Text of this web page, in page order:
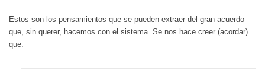
Estos son los pensamientos que se pueden extraer del gran acuerdo
que, sin querer, hacemos con el sistema. Se nos hace creer (acordar)
que: